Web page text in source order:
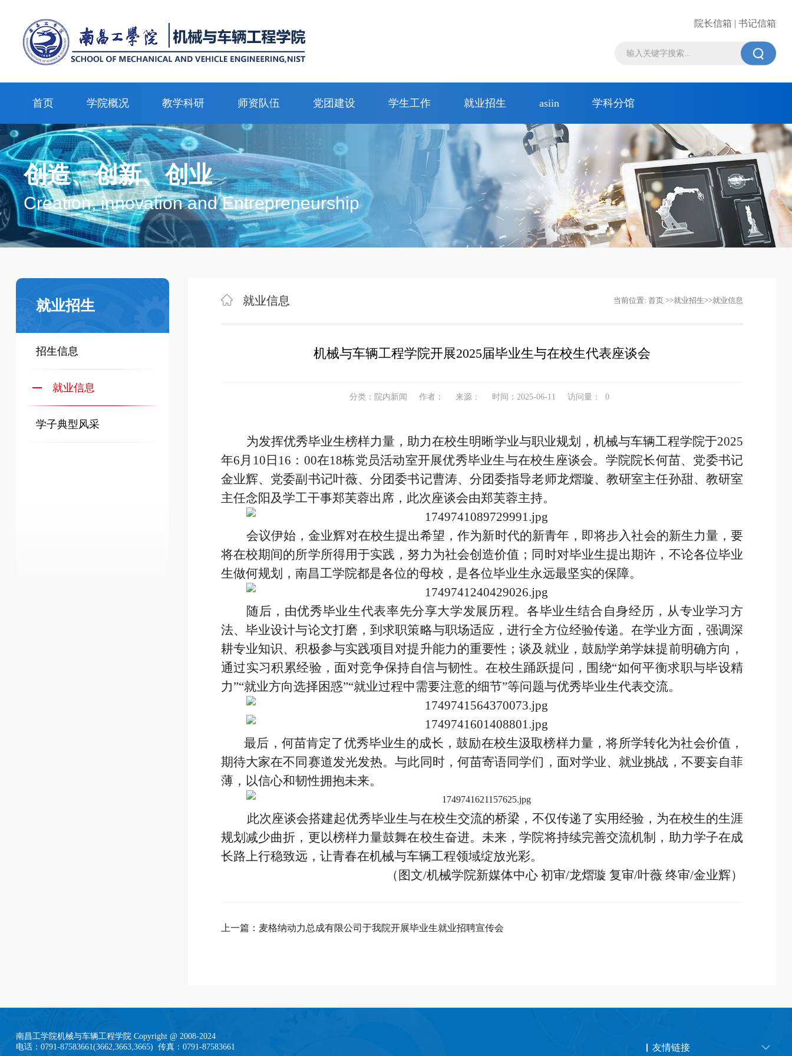
院长信箱 | 书记信箱

首页 学院概况 教学科研 师资队伍 党团建设 学生工作 就业招生 asiin 学科分馆
创造、创新、创业
Creation, innovation and Entrepreneurship
就业招生
招生信息
就业信息
学子典型风采
就业信息 当前位置:首页 >>就业招生>>就业信息
机械与车辆工程学院开展2025届毕业生与在校生代表座谈会
分类：院内新闻 作者： 来源： 时间：2025-06-11 访问量： 0
为发挥优秀毕业生榜样力量，助力在校生明晰学业与职业规划，机械与车辆工程学院于2025
年6月10日16：00在18栋党员活动室开展优秀毕业生与在校生座谈会。学院院长何苗、党委书记
金业辉、党委副书记叶薇、分团委书记曹涛、分团委指导老师龙熠璇、教研室主任孙甜、教研室
主任念阳及学工干事郑芙蓉出席，此次座谈会由郑芙蓉主持。
会议伊始，金业辉对在校生提出希望，作为新时代的新青年，即将步入社会的新生力量，要
将在校期间的所学所得用于实践，努力为社会创造价值；同时对毕业生提出期许，不论各位毕业
生做何规划，南昌工学院都是各位的母校，是各位毕业生永远最坚实的保障。
随后，由优秀毕业生代表率先分享大学发展历程。各毕业生结合自身经历，从专业学习方
法、毕业设计与论文打磨，到求职策略与职场适应，进行全方位经验传递。在学业方面，强调深
耕专业知识、积极参与实践项目对提升能力的重要性；谈及就业，鼓励学弟学妹提前明确方向，
通过实习积累经验，面对竞争保持自信与韧性。在校生踊跃提问，围绕“如何平衡求职与毕设精
力”“就业方向选择困惑”“就业过程中需要注意的细节”等问题与优秀毕业生代表交流。
最后，何苗肯定了优秀毕业生的成长，鼓励在校生汲取榜样力量，将所学转化为社会价值，
期待大家在不同赛道发光发热。与此同时，何苗寄语同学们，面对学业、就业挑战，不要妄自菲
薄，以信心和韧性拥抱未来。
此次座谈会搭建起优秀毕业生与在校生交流的桥梁，不仅传递了实用经验，为在校生的生涯
规划减少曲折，更以榜样力量鼓舞在校生奋进。未来，学院将持续完善交流机制，助力学子在成
长路上行稳致远，让青春在机械与车辆工程领域绽放光彩。
（图文/机械学院新媒体中心 初审/龙熠璇 复审/叶薇 终审/金业辉）
上一篇： 麦格纳动力总成有限公司于我院开展毕业生就业招聘宣传会
南昌工学院机械与车辆工程学院 Copyright @ 2008-2024
电话：0791-87583661(3662,3663,3665) 传真：0791-87583661
友情链接